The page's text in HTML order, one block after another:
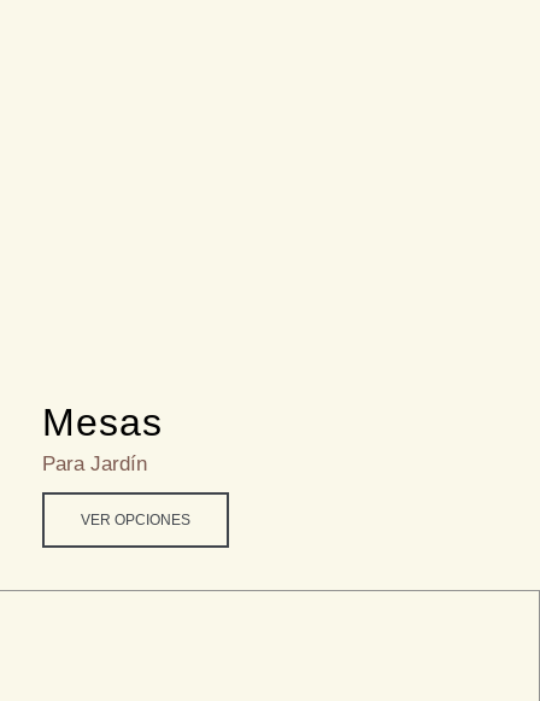
Mesas
Para Jardín
VER OPCIONES